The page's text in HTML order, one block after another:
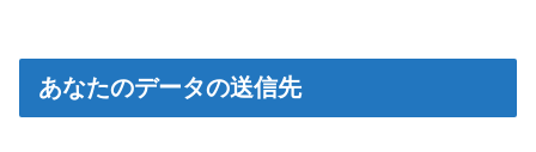
あなたのデータの送信先